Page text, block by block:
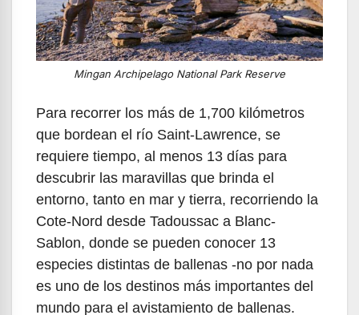
Mingan Archipelago National Park Reserve
Para recorrer los más de 1,700 kilómetros
que bordean el río Saint-Lawrence, se
requiere tiempo, al menos 13 días para
descubrir las maravillas que brinda el
entorno, tanto en mar y tierra, recorriendo la
Cote-Nord desde Tadoussac a Blanc-
Sablon, donde se pueden conocer 13
especies distintas de ballenas -no por nada
es uno de los destinos más importantes del
mundo para el avistamiento de ballenas.